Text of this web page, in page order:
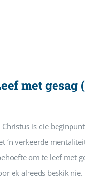
met gesag
Christus is die
‘n verkeerde
om te leef met
ek alreeds beskik